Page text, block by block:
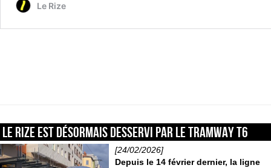
Le Rize est désormais desservi par le tramway T6
[24/02/2026]
Depuis le 14 février dernier, la ligne